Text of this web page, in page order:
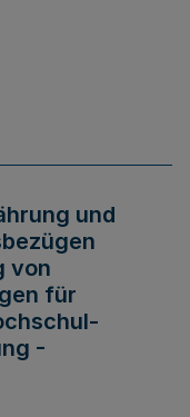
und
von
für
-